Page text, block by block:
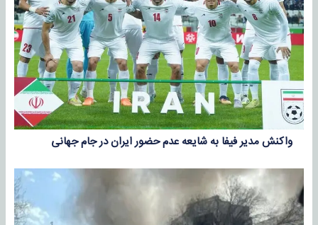
واکنش مدیر فیفا به شایعه عدم حضور ایران در جام جهانی